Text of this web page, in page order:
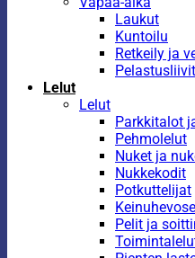
Laukut
Kuntoilu
Retkeily ja
Pelastusliivit
Lelut
Lelut
Parkkitalot
Pehmolelut
Nuket ja
Nukkekodit
Potkuttelijat
Pelit ja